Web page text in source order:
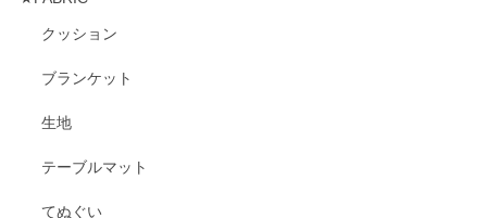
クッション
ブランケット
生地
テーブルマット
てぬぐい